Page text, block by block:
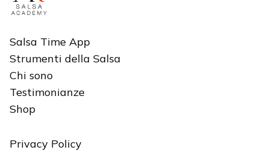
Salsa Time App
Strumenti della Salsa
Chi sono
Testimonianze
Shop
Privacy Policy